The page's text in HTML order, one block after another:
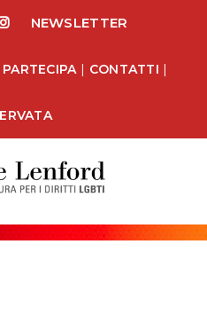
NEWSLETTER
PARTECIPA | CONTATTI |